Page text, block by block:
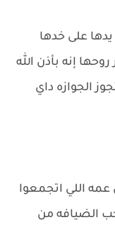
على خدها
إنه بأذن الله
الجوازه داي
عمه اللي اتجمعوا
الضيافه من